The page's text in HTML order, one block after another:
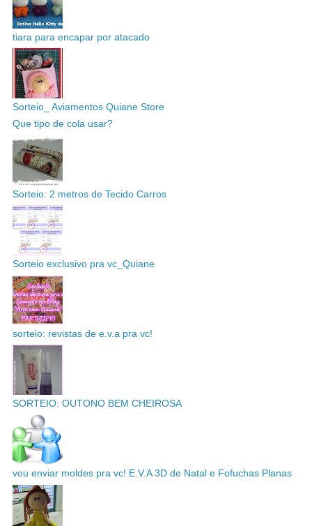
tiara para encapar por atacado
Sorteio_ Aviamentos Quiane Store
Que tipo de cola usar?
Sorteio: 2 metros de Tecido Carros
Sorteio exclusivo pra vc_Quiane
sorteio: revistas de e.v.a pra vc!
SORTEIO: OUTONO BEM CHEIROSA
vou enviar moldes pra vc! E.V.A 3D de Natal e Fofuchas Planas